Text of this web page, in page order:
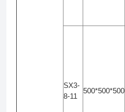
SX3-
8-11
500*500*500